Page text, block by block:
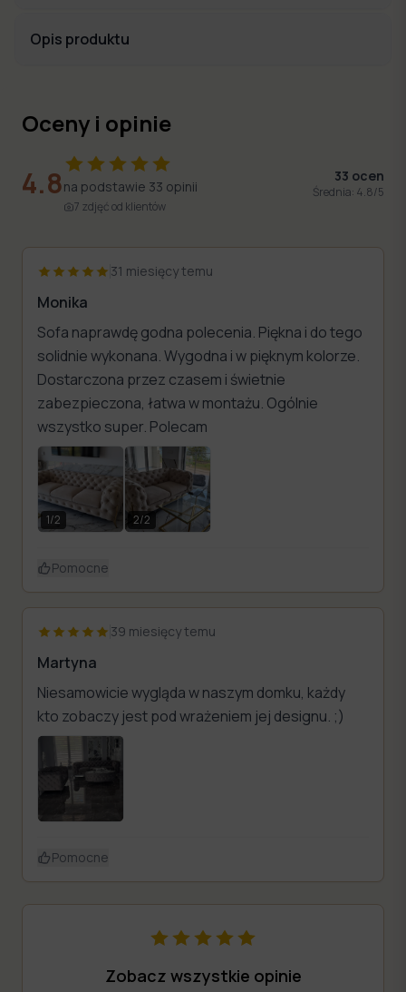
Opis produktu
Oceny i opinie
4.8na podstawie 33 opinii
7 zdjęćod klientów
33 ocen
Średnia: 4.8/5
31 miesięcy temu
Monika
Sofa naprawdę godna polecenia. Piękna i do tego
solidnie wykonana. Wygodna i w pięknym kolorze.
Dostarczona przez czasem i świetnie
zabezpieczona, łatwa w montażu. Ogólnie
wszystko super. Polecam
1/2 2/2
Pomocne
39 miesięcy temu
Martyna
Niesamowicie wygląda w naszym domku, każdy
kto zobaczy jest pod wrażeniem jej designu. ;)
Pomocne
Zobacz wszystkie opinie